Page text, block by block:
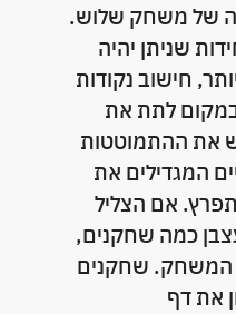
של משחק שלוש.
שניתן יהיה
חישוב נקודות
לתת את
את ההתמוטטות
המגדילים את
אם הצליל
כמה שחקנים,
המשחק. שחקנים
את דף